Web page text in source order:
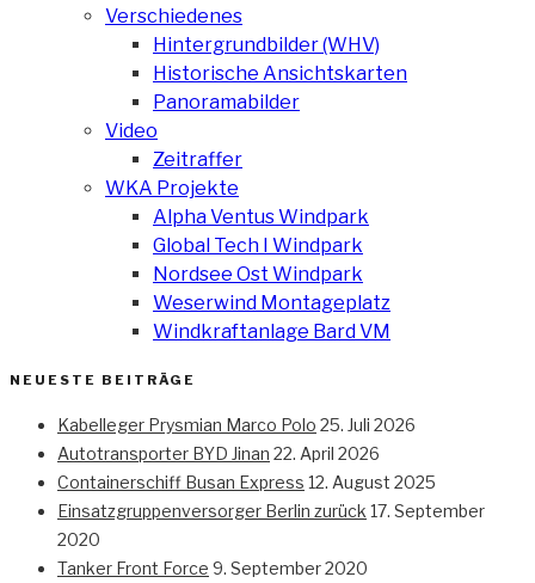
Verschiedenes
Hintergrundbilder (WHV)
Historische Ansichtskarten
Panoramabilder
Video
Zeitraffer
WKA Projekte
Alpha Ventus Windpark
Global Tech I Windpark
Nordsee Ost Windpark
Weserwind Montageplatz
Windkraftanlage Bard VM
NEUESTE BEITRÄGE
Kabelleger Prysmian Marco Polo 25. Juli 2026
Autotransporter BYD Jinan 22. April 2026
Containerschiff Busan Express 12. August 2025
Einsatzgruppenversorger Berlin zurück 17. September
2020
Tanker Front Force 9. September 2020